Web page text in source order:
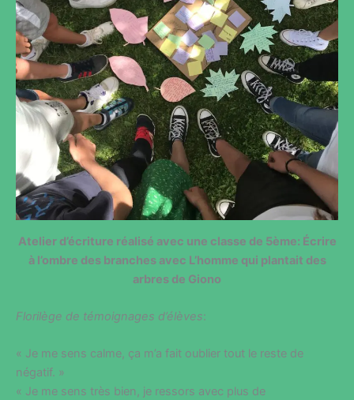
Atelier d’écriture réalisé avec une classe de 5ème: Écrire
à l’ombre des branches avec L’homme qui plantait des
arbres de Giono
Florilège de témoignages d’élèves:
« Je me sens calme, ça m’a fait oublier tout le reste de
négatif. »
« Je me sens très bien, je ressors avec plus de